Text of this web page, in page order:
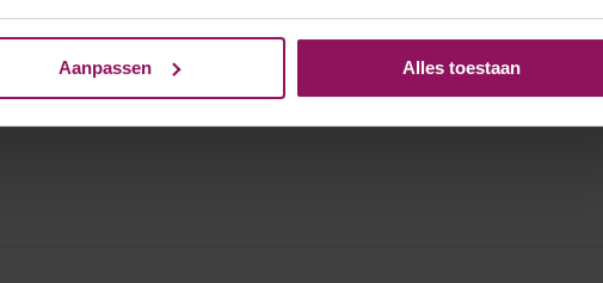
Aanpassen Alles toestaan